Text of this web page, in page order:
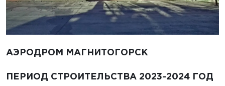
АЭРОДРОМ МАГНИТОГОРСК
ПЕРИОД СТРОИТЕЛЬСТВА 2023-2024 ГОД